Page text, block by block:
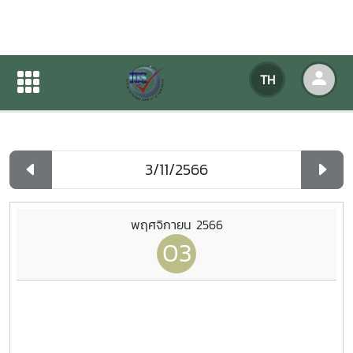
TH
ปฏิทินกิจกรรมของหน่วยงาน
ปฏิทินกิจกรรมของหน่วยงาน
พฤศจิกายน 2566
03